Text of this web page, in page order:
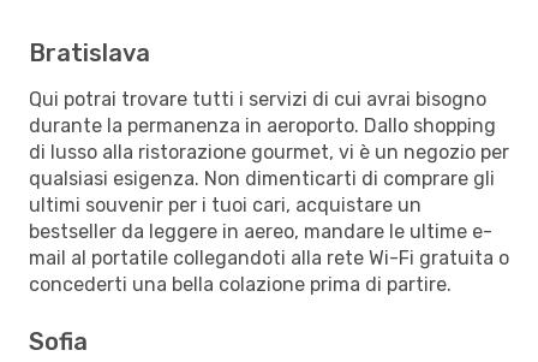
Bratislava
Qui potrai trovare tutti i servizi di cui avrai bisogno
durante la permanenza in aeroporto. Dallo shopping
di lusso alla ristorazione gourmet, vi è un negozio per
qualsiasi esigenza. Non dimenticarti di comprare gli
ultimi souvenir per i tuoi cari, acquistare un
bestseller da leggere in aereo, mandare le ultime e-
mail al portatile collegandoti alla rete Wi-Fi gratuita o
concederti una bella colazione prima di partire.
Sofia